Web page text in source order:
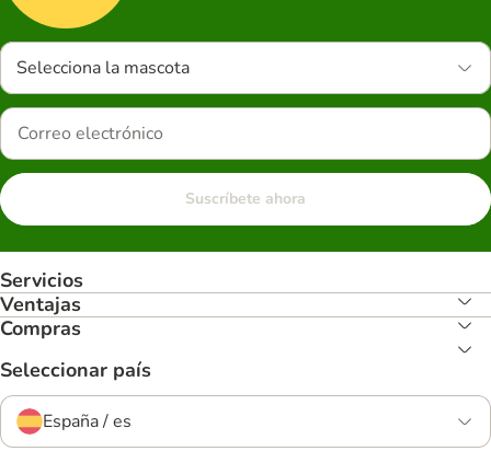
Selecciona la mascota
Suscríbete ahora
Servicios
Ventajas
Compras
Seleccionar país
España / es